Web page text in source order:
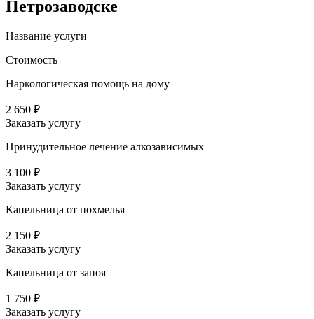
Петрозаводске
Название услуги
Стоимость
Наркологическая помощь на дому
2 650 ₽
Заказать услугу
Принудительное лечение алкозависимых
3 100 ₽
Заказать услугу
Капельница от похмелья
2 150 ₽
Заказать услугу
Капельница от запоя
1 750 ₽
Заказать услугу